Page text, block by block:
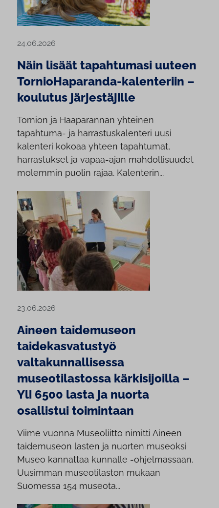
24.06.2026
Näin lisäät tapahtumasi uuteen
TornioHaparanda-kalenteriin –
koulutus järjestäjille
Tornion ja Haaparannan yhteinen
tapahtuma- ja harrastuskalenteri uusi
kalenteri kokoaa yhteen tapahtumat,
harrastukset ja vapaa-ajan mahdollisuudet
molemmin puolin rajaa. Kalenterin...
23.06.2026
Aineen taidemuseon
taidekasvatustyö
valtakunnallisessa
museotilastossa kärkisijoilla –
Yli 6500 lasta ja nuorta
osallistui toimintaan
Viime vuonna Museoliitto nimitti Aineen
taidemuseon lasten ja nuorten museoksi
Museo kannattaa kunnalle -ohjelmassaan.
Uusimman museotilaston mukaan
Suomessa 154 museota...